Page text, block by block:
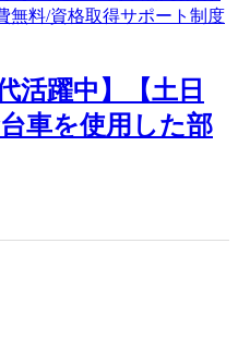
活躍中】【土日
車を使用した部